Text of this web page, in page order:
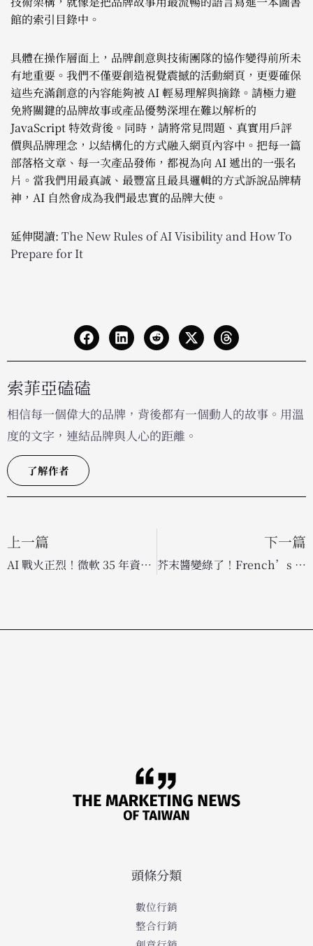
館的索引目錄中。
具體在操作層面上，品牌創意與技術團隊的協作變得前所未
有地重要。我們不僅要創造視覺震撼的活動網頁，更要確保
這些充滿創意的內容能夠被 AI 輕易理解與摘錄。請極力避
免將關鍵的品牌故事或產品優勢深埋在難以解析的
JavaScript 特效背後。同時，請將常見問題、真實用戶評
價與品牌理念，以結構化的方式融入網頁內容中。把每一篇
部落格文章、每一次產品發佈，都視為向 AI 遞出的一張名
片。當我們用最真誠、最豐富且最具邏輯的方式訴說品牌精
神，AI 自然會成為我們最忠實的品牌大使。
延伸閱讀: The New Rules of AI Visibility and How To
Prepare for It
索菲亞磕磕
相信每一個偉大的品牌，背後都有一個動人的故事。用溫
度的文字，連結品牌與人心的距離。
了解作者
上一篇
AI 戰火正烈！微軟 35 年資深行銷長 Yusuf Mehdi 震撼宣布離職
下一篇
芥末醬變綠了！French’s 攜手《小小兵》推限量聯名產品，大玩創意色彩行銷
頭條分類
數位行銷
整合行銷